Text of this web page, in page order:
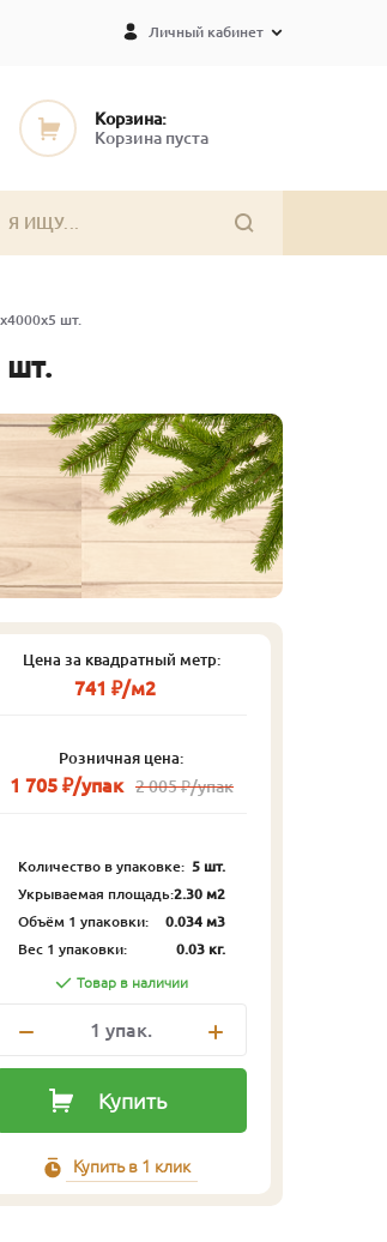
Личный кабинет
Корзина:
Корзина пуста
шт.
шт.
Цена за квадратный метр:
741 ₽/м2
Розничная цена:
1 705 ₽/упак 2 005 ₽/упак
Количество в упаковке: 5 шт.
Укрываемая площадь:2.30 м2
Объём 1 упаковки:
0.034 м3
Вес 1 упаковки:
0.03 кг.
Товар в наличии
1 упак.
Купить
Купить в 1 клик